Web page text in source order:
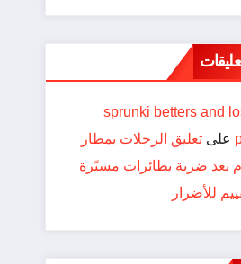
sprunki betters and
علىتعليق الرحلات بمطار
بعد ضربة بطائرات مسيّرة
للأضرار